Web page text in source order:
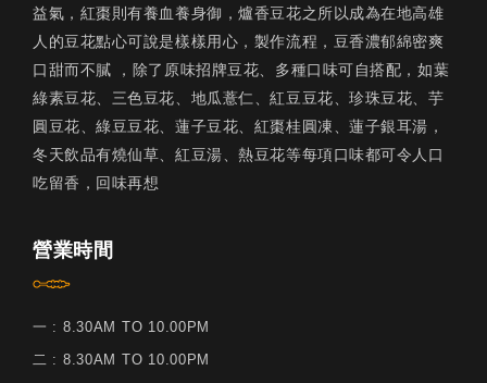
益氣，紅棗則有養血養身御，爐香豆花之所以成為在地高雄
人的豆花點心可說是樣樣用心，製作流程，豆香濃郁綿密爽
口甜而不膩 ，除了原味招牌豆花、多種口味可自搭配，如葉
綠素豆花、三色豆花、地瓜薏仁、紅豆豆花、珍珠豆花、芋
圓豆花、綠豆豆花、蓮子豆花、紅棗桂圓凍、蓮子銀耳湯，
冬天飲品有燒仙草、紅豆湯、熱豆花等每項口味都可令人口
吃留香，回味再想
營業時間
一 : 8.30AM TO 10.00PM
二 : 8.30AM TO 10.00PM